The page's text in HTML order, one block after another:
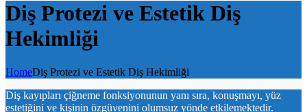
Diş Protezi ve Estetik Diş
Hekimliği
HomeDiş Protezi ve Estetik Diş Hekimliği
Diş kayıpları çiğneme fonksiyonunun yanı sıra, konuşmayı, yüz
estetiğini ve kişinin özgüvenini olumsuz yönde etkilemektedir.